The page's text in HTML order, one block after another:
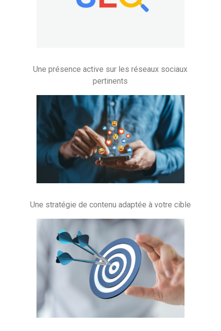
Une présence active sur les réseaux sociaux
pertinents
Une stratégie de contenu adaptée à votre cible